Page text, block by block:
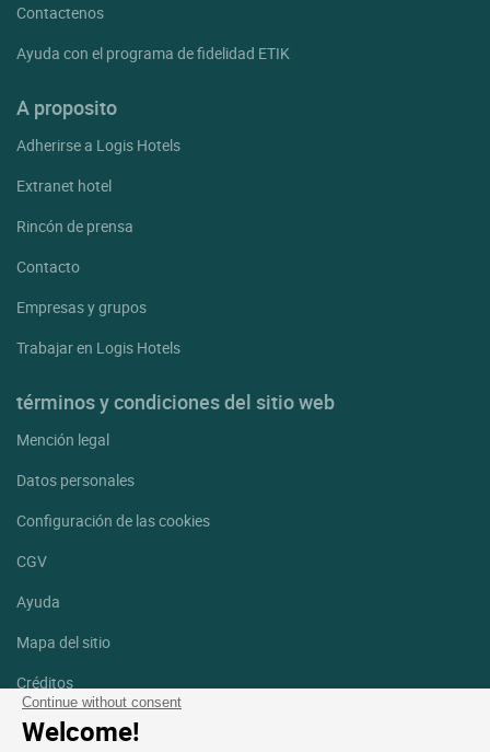
Continue without consent
Welcome!
Contactenos
Ayuda con el programa de fidelidad ETIK
A proposito
Adherirse a Logis Hotels
Extranet hotel
Rincón de prensa
Contacto
Empresas y grupos
Trabajar en Logis Hotels
términos y condiciones del sitio web
Mención legal
Datos personales
Configuración de las cookies
CGV
Ayuda
Mapa del sitio
Créditos
fotografías